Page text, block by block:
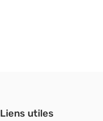
Liens utiles